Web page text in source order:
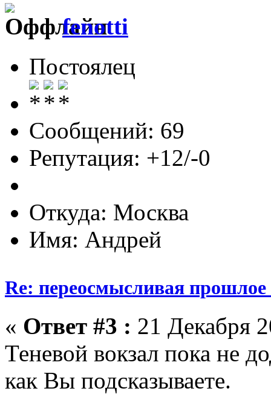
fenotti
Постоялец
Сообщений: 69
Репутация: +12/-0
Откуда: Москва
Имя: Андрей
Re: переосмысливая
« Ответ #3 : 21 Декабря
Теневой вокзал пока не
как Вы подсказываете.